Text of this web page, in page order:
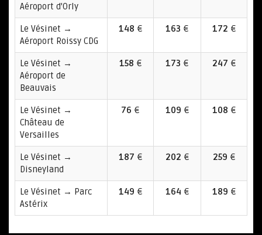
Aéroport d'Orly
Le Vésinet →
Aéroport Roissy CDG
148 € 163 € 172 €
Le Vésinet →
Aéroport de
Beauvais
158 € 173 € 247 €
Le Vésinet →
Château de
Versailles
76 € 109 € 108 €
Le Vésinet →
Disneyland
187 € 202 € 259 €
Le Vésinet → Parc
Astérix
149 € 164 € 189 €